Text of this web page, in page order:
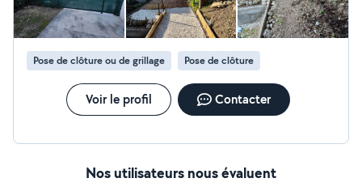
Pose de clôture ou de grillage Pose de clôture
Voir le profil Contacter
Nos utilisateurs nous évaluent